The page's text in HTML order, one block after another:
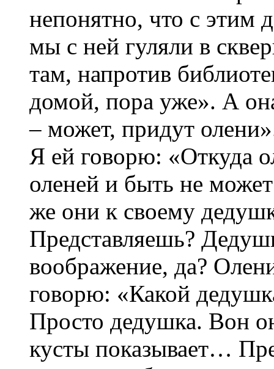
непонятно, что с этим
мы с ней гуляли в
там, напротив
домой, пора уже». А
– может, придут
Я ей говорю: «Откуда
оленей и быть не
же они к своему
Представляешь?
воображение, да?
говорю: «Какой
Просто дедушка. Вон
кусты показывает…